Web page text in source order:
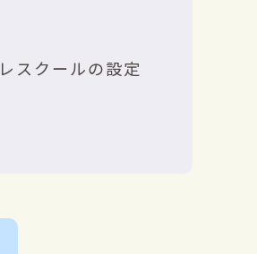
スクールの設定